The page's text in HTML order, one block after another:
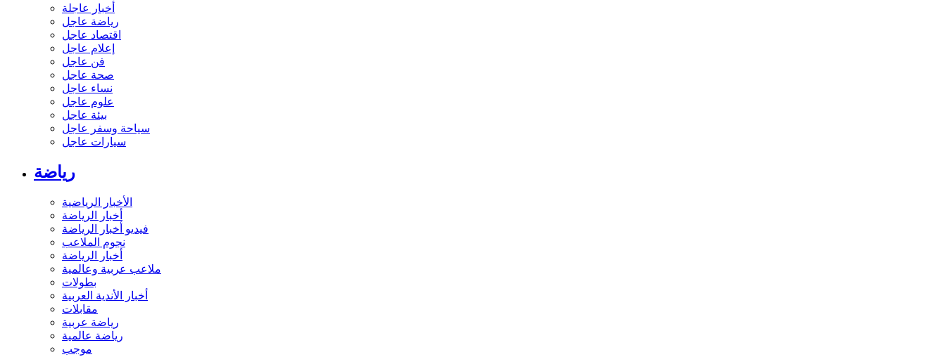
أخبار عاجلة
رياضة عاجل
اقتصاد عاجل
إعلام عاجل
فن عاجل
صحة عاجل
نساء عاجل
علوم عاجل
بيئة عاجل
سياحة وسفر عاجل
سيارات عاجل
رياضة
الأخبار الرياضية
أخبار الرياضة
فيديو أخبار الرياضة
نجوم الملاعب
أخبار الرياضة
ملاعب عربية وعالمية
بطولات
أخبار الأندية العربية
مقابلات
رياضة عربية
رياضة عالمية
موجب